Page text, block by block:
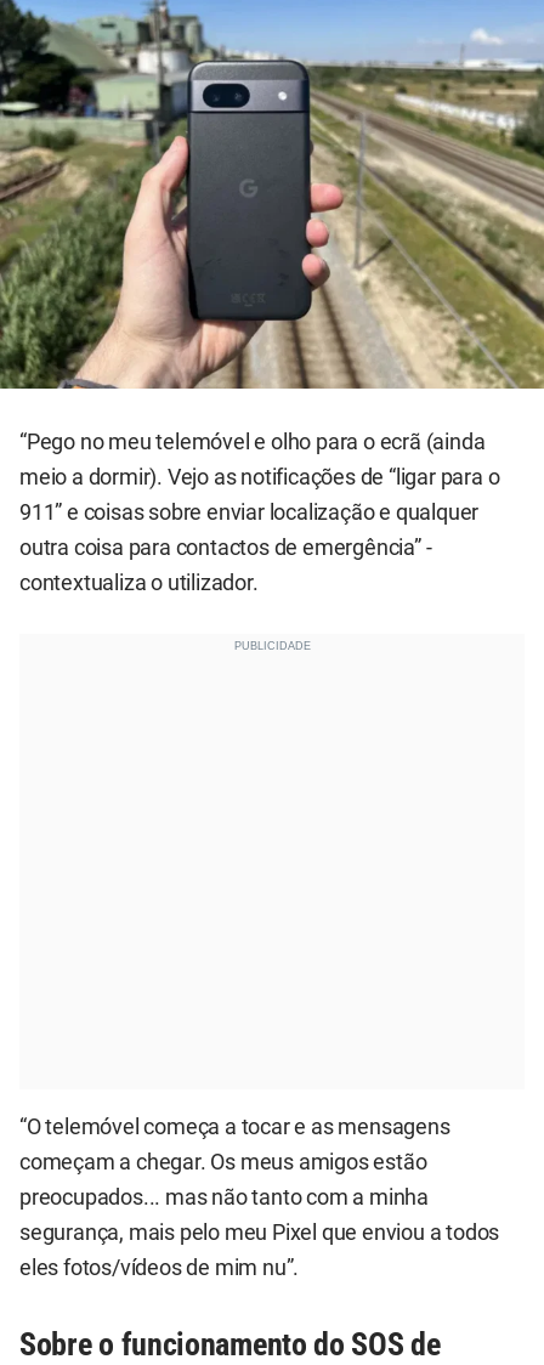
“Pego no meu telemóvel e olho para o ecrã (ainda
meio a dormir). Vejo as notificações de “ligar para o
911” e coisas sobre enviar localização e qualquer
outra coisa para contactos de emergência” -
contextualiza o utilizador.
“O telemóvel começa a tocar e as mensagens
começam a chegar. Os meus amigos estão
preocupados... mas não tanto com a minha
segurança, mais pelo meu Pixel que enviou a todos
eles fotos/vídeos de mim nu”.
Sobre o funcionamento do SOS de